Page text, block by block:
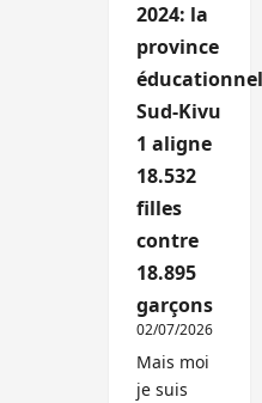
2024: la
province
Sud-Kivu
1 aligne
18.532
filles
contre
18.895
garçons
02/07/2026
Mais moi
je suis